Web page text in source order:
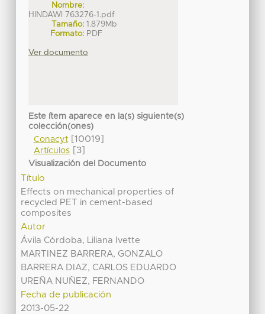
Nombre:
HINDAWI 763276-1.pdf
Tamaño: 1.879Mb
Formato: PDF
Ver documento
Este ítem aparece en la(s) siguiente(s)
colección(ones)
Conacyt[10019]
Artículos[3]
Visualización del Documento
Título
Effects on mechanical properties of
recycled PET in cement-based
composites
Autor
Ávila Córdoba, Liliana Ivette
MARTINEZ BARRERA, GONZALO
BARRERA DIAZ, CARLOS EDUARDO
UREÑA NUÑEZ, FERNANDO
Fecha de publicación
2013-05-22